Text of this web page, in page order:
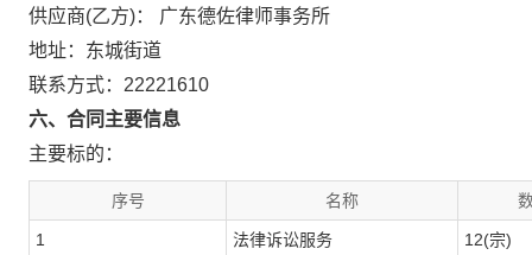
供应商(乙方)： 广东德佐律师事务所
地址：东城街道
联系方式：22221610
六、合同主要信息
主要标的：
序号 名称
1 法律诉讼服务 12(宗)